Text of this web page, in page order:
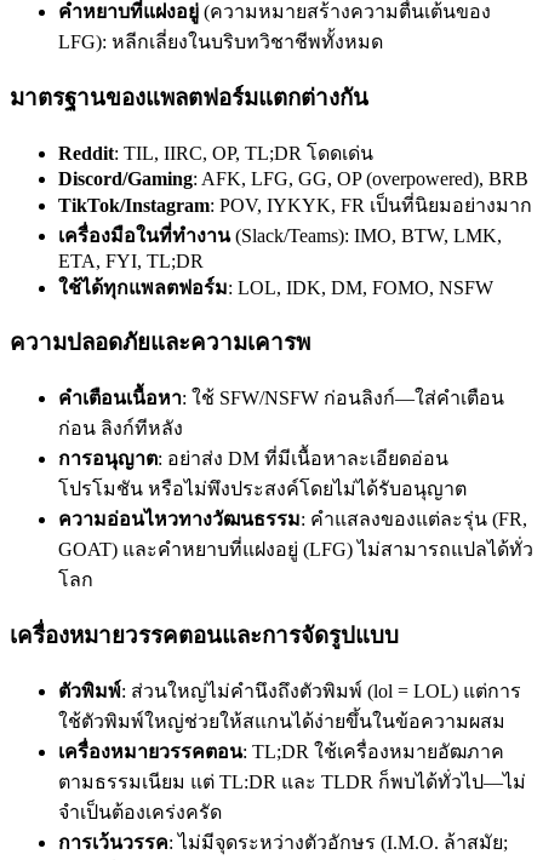
คำหยาบที่แฝงอยู่ (ความหมายสร้างความตื่นเต้นของ
LFG): หลีกเลี่ยงในบริบทวิชาชีพทั้งหมด
มาตรฐานของแพลตฟอร์มแตกต่างกัน
Reddit: TIL, IIRC, OP, TL;DR โดดเด่น
Discord/Gaming: AFK, LFG, GG, OP (overpowered), BRB
TikTok/Instagram: POV, IYKYK, FR เป็นที่นิยมอย่างมาก
เครื่องมือในที่ทำงาน(Slack/Teams): IMO, BTW, LMK,
ETA, FYI, TL;DR
ใช้ได้ทุกแพลตฟอร์ม: LOL, IDK, DM, FOMO, NSFW
ความปลอดภัยและความเคารพ
คำเตือนเนื้อหา: ใช้ SFW/NSFW ก่อนลิงก์—ใส่คำเตือน
ก่อน ลิงก์ทีหลัง
การอนุญาต: อย่าส่ง DM ที่มีเนื้อหาละเอียดอ่อน
โปรโมชัน หรือไม่พึงประสงค์โดยไม่ได้รับอนุญาต
ความอ่อนไหวทางวัฒนธรรม: คำแสลงของแต่ละรุ่น (FR,
GOAT) และคำหยาบที่แฝงอยู่ (LFG) ไม่สามารถแปลได้ทั่ว
โลก
เครื่องหมายวรรคตอนและการจัดรูปแบบ
ตัวพิมพ์: ส่วนใหญ่ไม่คำนึงถึงตัวพิมพ์ (lol = LOL) แต่การ
ใช้ตัวพิมพ์ใหญ่ช่วยให้สแกนได้ง่ายขึ้นในข้อความผสม
เครื่องหมายวรรคตอน: TL;DR ใช้เครื่องหมายอัฒภาค
ตามธรรมเนียม แต่ TL:DR และ TLDR ก็พบได้ทั่วไป—ไม่
จำเป็นต้องเคร่งครัด
การเว้นวรรค: ไม่มีจุดระหว่างตัวอักษร (I.M.O. ล้าสมัย;